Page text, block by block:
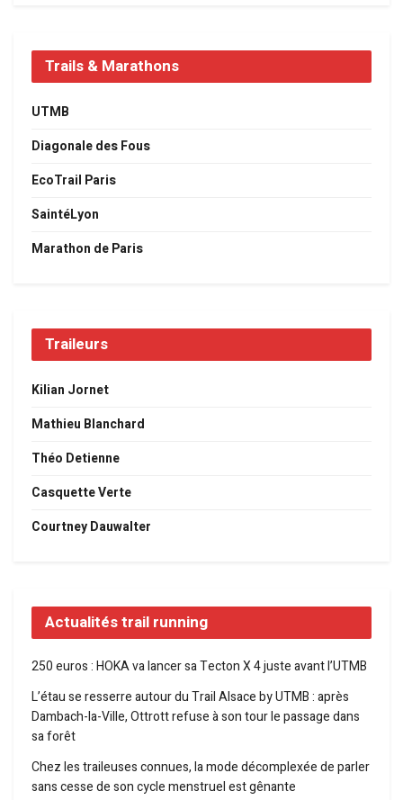
Trails & Marathons
UTMB
Diagonale des Fous
EcoTrail Paris
SaintéLyon
Marathon de Paris
Traileurs
Kilian Jornet
Mathieu Blanchard
Théo Detienne
Casquette Verte
Courtney Dauwalter
Actualités trail running
250 euros : HOKA va lancer sa Tecton X 4 juste avant l’UTMB
L’étau se resserre autour du Trail Alsace by UTMB : après
Dambach-la-Ville, Ottrott refuse à son tour le passage dans
sa forêt
Chez les traileuses connues, la mode décomplexée de parler
sans cesse de son cycle menstruel est gênante